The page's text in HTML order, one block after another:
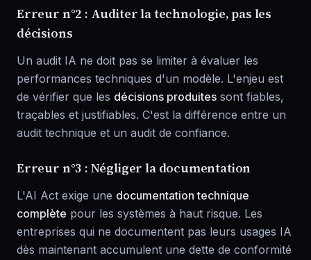
Erreur n°2 : Auditer la technologie, pas les
décisions
Un audit IA ne doit pas se limiter à évaluer les
performances techniques d'un modèle. L'enjeu est
de vérifier que les décisions produites sont fiables,
traçables et justifiables. C'est la différence entre un
audit technique et un audit de confiance.
Erreur n°3 : Négliger la documentation
L'AI Act exige une documentation technique
complète pour les systèmes à haut risque. Les
entreprises qui ne documentent pas leurs usages IA
dès maintenant accumulent une dette de conformité